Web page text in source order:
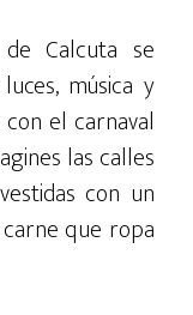
Calcuta se
música y
el carnaval
las calles
con un
que ropa